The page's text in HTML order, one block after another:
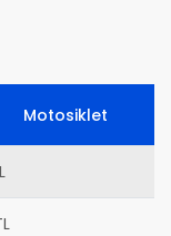
Motosiklet